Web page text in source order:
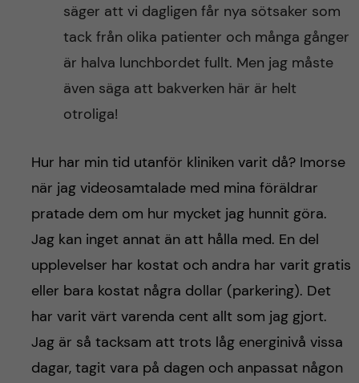
säger att vi dagligen får nya sötsaker som
tack från olika patienter och många gånger
är halva lunchbordet fullt. Men jag måste
även säga att bakverken här är helt
otroliga!
Hur har min tid utanför kliniken varit då? Imorse
när jag videosamtalade med mina föräldrar
pratade dem om hur mycket jag hunnit göra.
Jag kan inget annat än att hålla med. En del
upplevelser har kostat och andra har varit gratis
eller bara kostat några dollar (parkering). Det
har varit värt varenda cent allt som jag gjort.
Jag är så tacksam att trots låg energinivå vissa
dagar, tagit vara på dagen och anpassat någon